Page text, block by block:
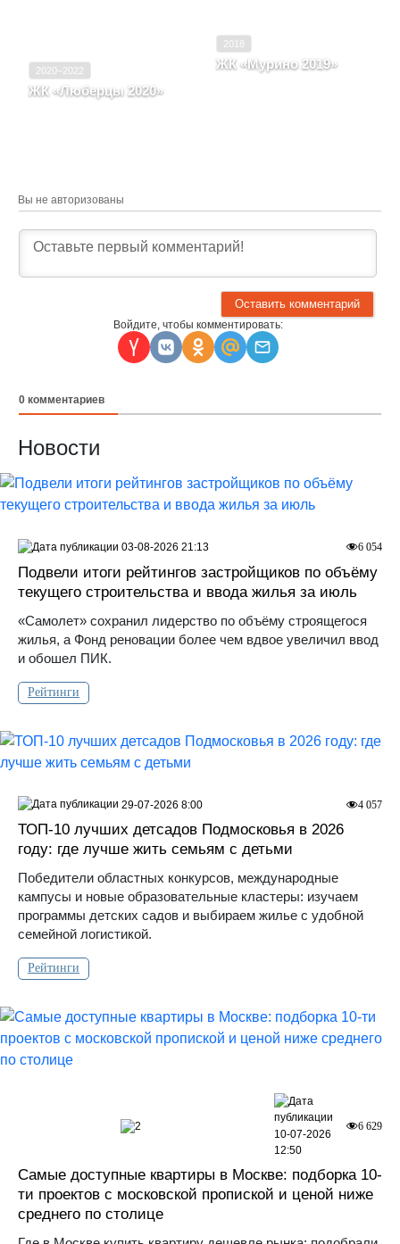
2020–2022
ЖК «Люберцы 2020»
2018
ЖК «Мурино 2019»
Вы не авторизованы
Войдите, чтобы комментировать:
0 комментариев
Новости
Подвели итоги рейтингов застройщиков по объёму
текущего строительства и ввода жилья за июль
«Самолет» сохранил лидерство по объёму строящегося
жилья, а Фонд реновации более чем вдвое увеличил ввод
и обошел ПИК.
Рейтинги
6 054
03-08-2026 21:13
ТОП-10 лучших детсадов Подмосковья в 2026
году: где лучше жить семьям с детьми
Победители областных конкурсов, международные
кампусы и новые образовательные кластеры: изучаем
программы детских садов и выбираем жилье с удобной
семейной логистикой.
Рейтинги
4 057
29-07-2026 8:00
Самые доступные квартиры в Москве: подборка 10-
ти проектов с московской пропиской и ценой ниже
среднего по столице
2 6 629
10-07-2026
12:50